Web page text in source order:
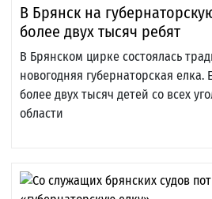
В Брянск на
более двух тысяч ребят
В Брянском цирке состоялась
новогодняя губернаторская елка.
более двух тысяч детей со всех
области